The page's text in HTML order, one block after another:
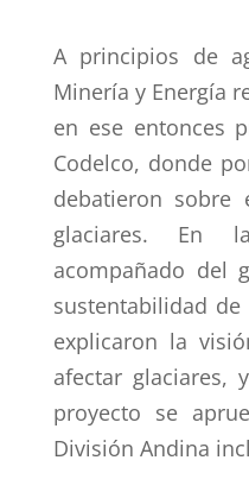
A principios de
Minería y Energía
en ese entonces
Codelco, donde
debatieron
glaciares. En
acompañado del
sustentabilidad de
explicaron la
afectar glaciares,
proyecto se
División Andina